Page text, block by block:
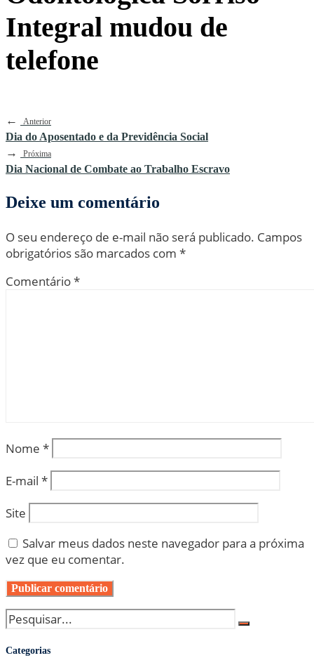
Integral mudou de
telefone
← Anterior
Dia do Aposentado e da Previdência Social
→ Próxima
Dia Nacional de Combate ao Trabalho Escravo
Deixe um comentário
O seu endereço de e-mail não será publicado. Campos
obrigatórios são marcados com *
Comentário*
Nome *
E-mail *
Site
Salvar meus dados neste navegador para a próxima
vez que eu comentar.
Categorias